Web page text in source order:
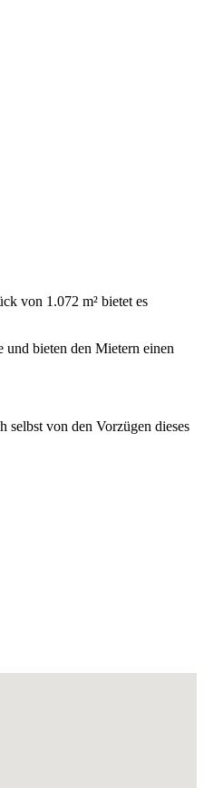
von 1.072 m² bietet es
bieten den Mietern einen
selbst von den Vorzügen dieses